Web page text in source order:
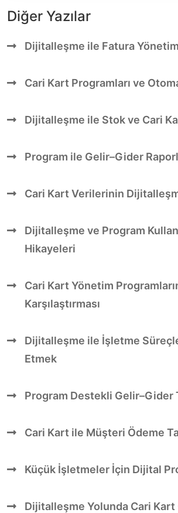
Diğer Yazılar
Dijitalleşme ile Fatura
Cari Kart Programları ve
Dijitalleşme ile Stok ve Cari
Program ile Gelir–Gider
Cari Kart Verilerinin
Dijitalleşme ve Program
Hikayeleri
Cari Kart Yönetim
Karşılaştırması
Dijitalleşme ile İşletme
Etmek
Program Destekli Gelir–Gider
Cari Kart ile Müşteri Ödeme
Küçük İşletmeler İçin Dijital
Dijitalleşme Yolunda Cari